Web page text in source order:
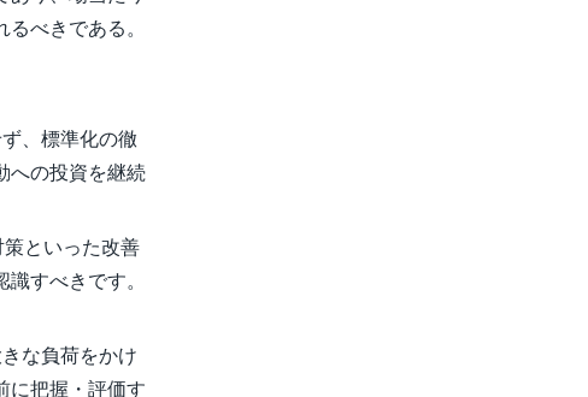
べきである。
、標準化の徹
への投資を継続
といった改善
すべきです。
な負荷をかけ
に把握・評価す